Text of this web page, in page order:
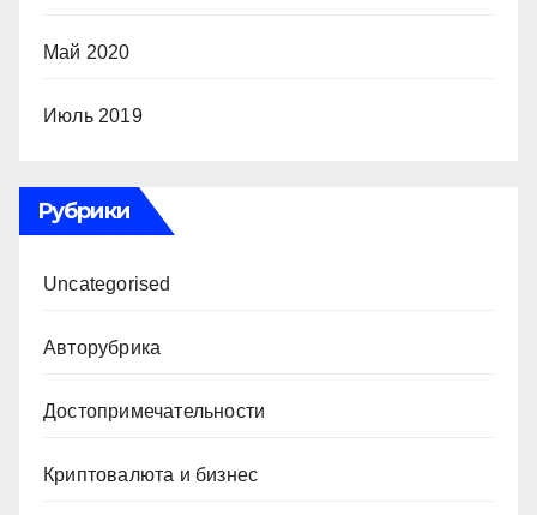
Май 2020
Июль 2019
Рубрики
Uncategorised
Авторубрика
Достопримечательности
Криптовалюта и бизнес